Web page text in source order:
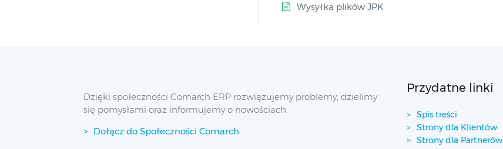
Wysyłka plików JPK
Dzięki społeczności Comarch ERP rozwiązujemy problemy, dzielimy
się pomysłami oraz informujemy o nowościach.
Dołącz do Społeczności Comarch
Przydatne linki
Spis treści
Strony dla Klientów
Strony dla Partnerów